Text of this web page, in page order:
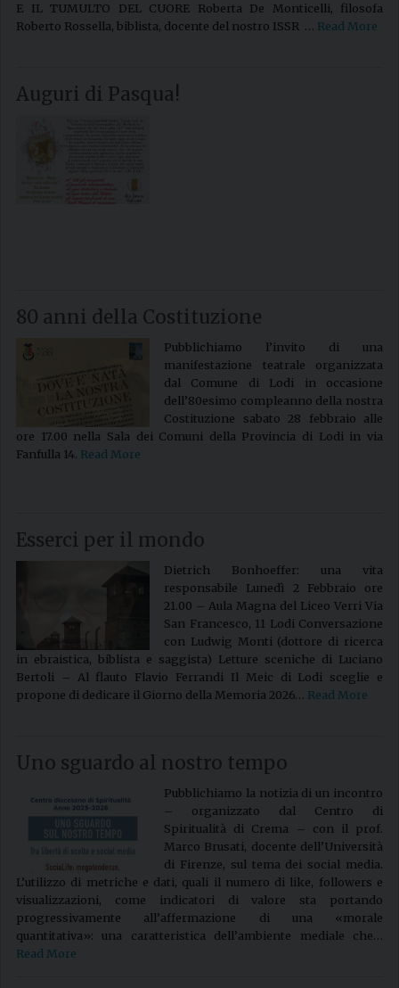
E IL TUMULTO DEL CUORE Roberta De Monticelli, filosofa
Roberto Rossella, biblista, docente del nostro ISSR … Read More
Auguri di Pasqua!
80 anni della Costituzione
Pubblichiamo l’invito di una
manifestazione teatrale organizzata
dal Comune di Lodi in occasione
dell’80esimo compleanno della nostra
Costituzione sabato 28 febbraio alle
ore 17.00 nella Sala dei Comuni della Provincia di Lodi in via
Fanfulla 14. Read More
Esserci per il mondo
Dietrich Bonhoeffer: una vita
responsabile Lunedì 2 Febbraio ore
21.00 – Aula Magna del Liceo Verri Via
San Francesco, 11 Lodi Conversazione
con Ludwig Monti (dottore di ricerca
in ebraistica, biblista e saggista) Letture sceniche di Luciano
Bertoli – Al flauto Flavio Ferrandi Il Meic di Lodi sceglie e
propone di dedicare il Giorno della Memoria 2026… Read More
Uno sguardo al nostro tempo
Pubblichiamo la notizia di un incontro
– organizzato dal Centro di
Spiritualità di Crema – con il prof.
Marco Brusati, docente dell’Università
di Firenze, sul tema dei social media.
L’utilizzo di metriche e dati, quali il numero di like, followers e
visualizzazioni, come indicatori di valore sta portando
progressivamente all’affermazione di una «morale
quantitativa»: una caratteristica dell’ambiente mediale che…
Read More